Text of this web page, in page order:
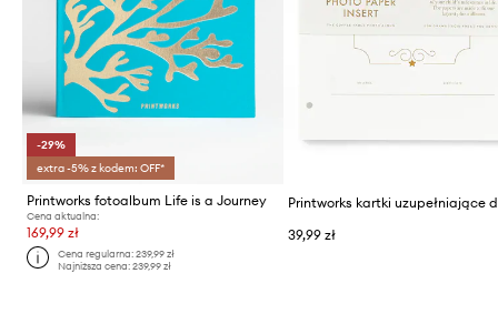
-29%
extra -5% z kodem: OFF*
Printworks fotoalbum Life is a Journey
Cena aktualna:
169,99 zł
Cena regularna:239,99 zł
Najniższa cena:239,99 zł
39,99 zł